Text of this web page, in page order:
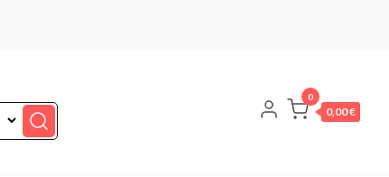
0
0,00 €